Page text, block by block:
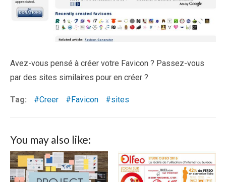
Avez-vous pensé à créer votre Favicon ? Passez-vous
par des sites similaires pour en créer ?
Tag: Creer Favicon sites
You may also like: